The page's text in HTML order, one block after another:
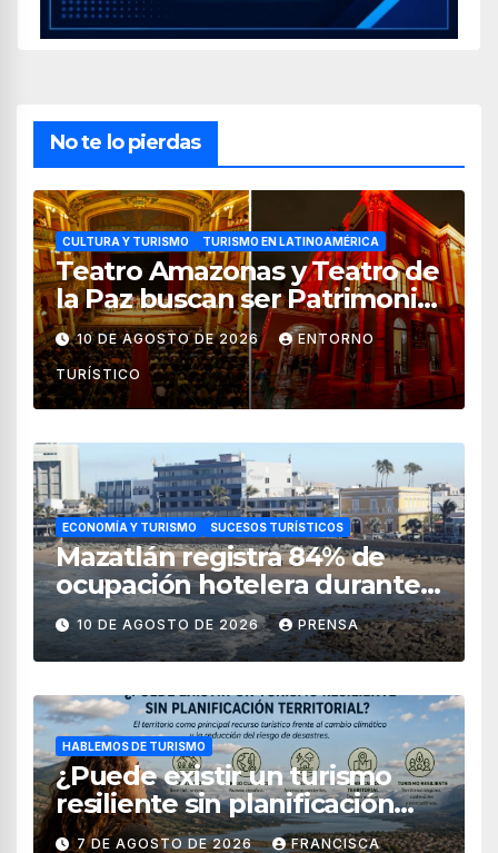
No te lo pierdas
CULTURA Y TURISMO TURISMO EN LATINOAMÉRICA
Teatro Amazonas y Teatro de
la Paz buscan ser Patrimonio
Mundial de la Unesco
10 DE AGOSTO DE 2026 ENTORNO
TURÍSTICO
ECONOMÍA Y TURISMO SUCESOS TURÍSTICOS
Mazatlán registra 84% de
ocupación hotelera durante
el verano 2026
10 DE AGOSTO DE 2026 PRENSA
HABLEMOS DE TURISMO
¿Puede existir un turismo
resiliente sin planificación
territorial?
7 DE AGOSTO DE 2026 FRANCISCA